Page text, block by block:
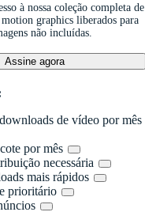
à nossa coleção completa de
graphics liberados para
não incluídas.
Assine agora
de vídeo por mês
por mês
necessária
mais rápidos
prioritário